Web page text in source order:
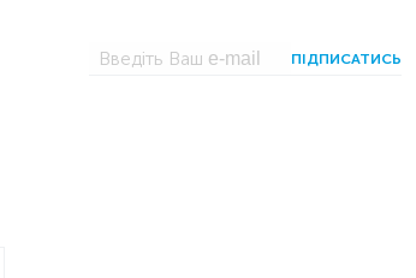
ПІДПИСАТИСЬ